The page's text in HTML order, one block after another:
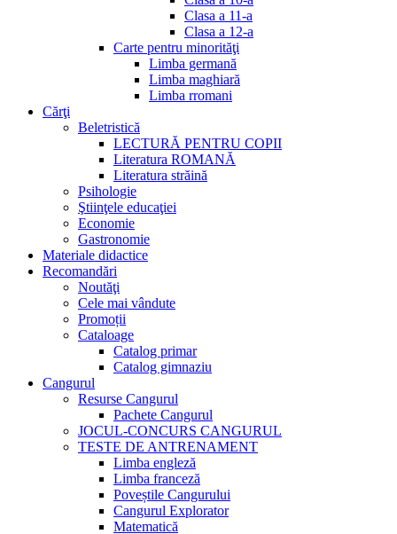
Clasa a 11-a
Clasa a 12-a
Carte pentru minorităţi
Limba germană
Limba maghiară
Limba rromani
Cărţi
Beletristică
LECTURĂ PENTRU COPII
Literatura ROMANĂ
Literatura străină
Psihologie
Ştiinţele educaţiei
Economie
Gastronomie
Materiale didactice
Recomandări
Noutăţi
Cele mai vândute
Promoții
Cataloage
Catalog primar
Catalog gimnaziu
Cangurul
Resurse Cangurul
Pachete Cangurul
JOCUL-CONCURS CANGURUL
TESTE DE ANTRENAMENT
Limba engleză
Limba franceză
Poveștile Cangurului
Cangurul Explorator
Matematică